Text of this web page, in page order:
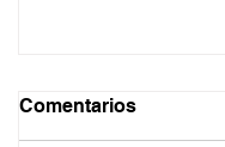
Comentarios